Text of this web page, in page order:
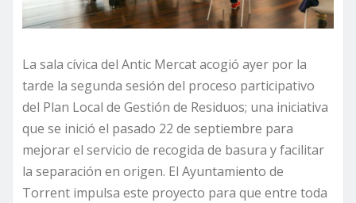
La sala cívica del Antic Mercat acogió ayer por la
tarde la segunda sesión del proceso participativo
del Plan Local de Gestión de Residuos; una iniciativa
que se inició el pasado 22 de septiembre para
mejorar el servicio de recogida de basura y facilitar
la separación en origen. El Ayuntamiento de
Torrent impulsa este proyecto para que entre toda